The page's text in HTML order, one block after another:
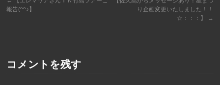
報告(^^♪】
り企画変更いたしました！！
☆：：：】
→
コメントを残す